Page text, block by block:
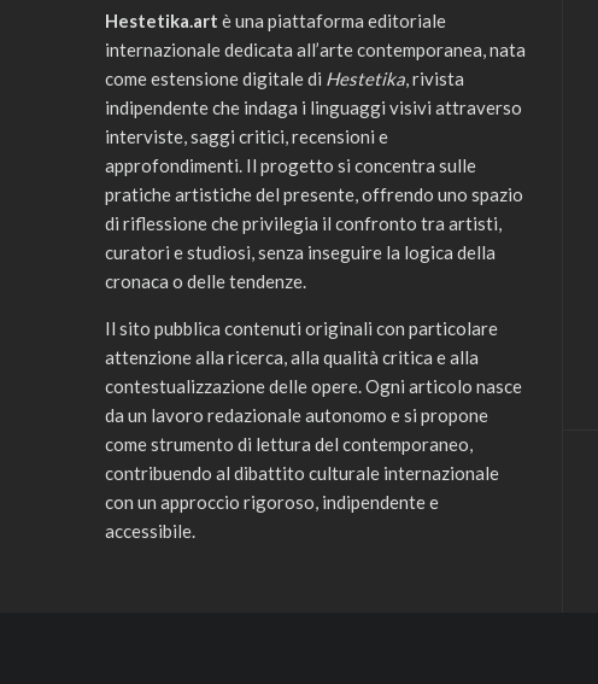
Hestetika.art è una piattaforma editoriale
internazionale dedicata all’arte contemporanea, nata
come estensione digitale di Hestetika, rivista
indipendente che indaga i linguaggi visivi attraverso
interviste, saggi critici, recensioni e
approfondimenti. Il progetto si concentra sulle
pratiche artistiche del presente, offrendo uno spazio
di riflessione che privilegia il confronto tra artisti,
curatori e studiosi, senza inseguire la logica della
cronaca o delle tendenze.
Il sito pubblica contenuti originali con particolare
attenzione alla ricerca, alla qualità critica e alla
contestualizzazione delle opere. Ogni articolo nasce
da un lavoro redazionale autonomo e si propone
come strumento di lettura del contemporaneo,
contribuendo al dibattito culturale internazionale
con un approccio rigoroso, indipendente e
accessibile.